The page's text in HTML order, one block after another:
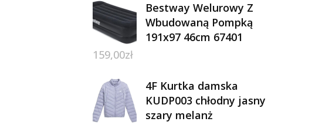
Bestway Welurowy Z
Wbudowaną Pompką
191x97 46cm 67401
159,00zł
4F Kurtka damska
KUDP003 chłodny jasny
szary melanż